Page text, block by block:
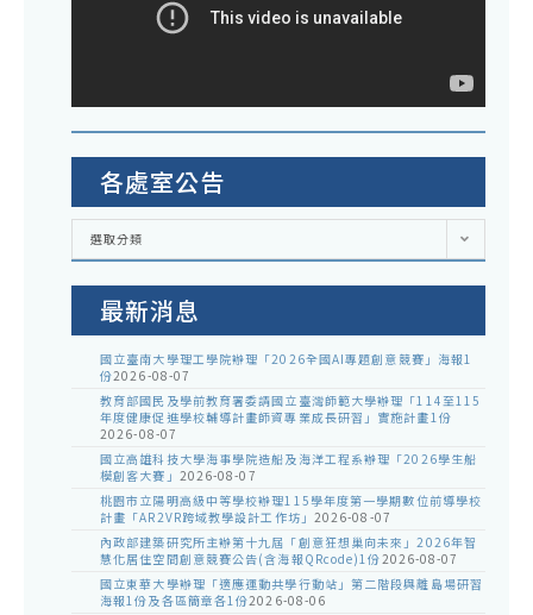
各處室公告
各
室
選取分類
最新消息
國立臺南大學理工學院辦理「2026全國AI專題創意競賽」海報1
份2026-08-07
教育部國民及學前教育署委請國立臺灣師範大學辦理「114至115
年度健康促進學校輔導計畫師資專業成長研習」實施計畫1份
2026-08-07
國立高雄科技大學海事學院造船及海洋工程系辦理「2026學生船
模創客大賽」 2026-08-07
桃園市立陽明高級中等學校辦理115學年度第一學期數位前導學校
計畫「AR2VR跨域教學設計工作坊」 2026-08-07
內政部建築研究所主辦第十九屆「創意狂想巢向未來」2026年智
慧化居住空間創意競賽公告(含海報QRcode)1份2026-08-07
國立東華大學辦理「適應運動共學行動站」第二階段與離島場研習
海報1份及各區簡章各1份2026-08-06